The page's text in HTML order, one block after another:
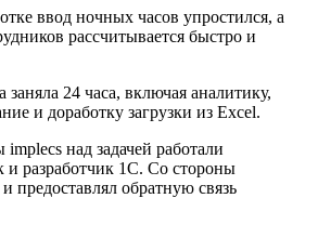
ввод ночных часов упростился, а
рассчитывается быстро и
заняла 24 часа, включая аналитику,
и доработку загрузки из Excel.
над задачей работали
и разработчик 1С. Со стороны
и предоставлял обратную связь